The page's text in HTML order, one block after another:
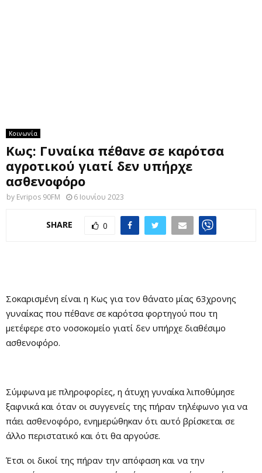
Κοινωνία
Κως: Γυναίκα πέθανε σε καρότσα
αγροτικού γιατί δεν υπήρχε
ασθενοφόρο
by Evripos 90FM 6 Ιουνίου 2023
SHARE 0
Σοκαρισμένη είναι η Κως για τον θάνατο μίας 63χρονης
γυναίκας που πέθανε σε καρότσα φορτηγού που τη
μετέφερε στο νοσοκομείο γιατί δεν υπήρχε διαθέσιμο
ασθενοφόρο.
Σύμφωνα με πληροφορίες, η άτυχη γυναίκα λιποθύμησε
ξαφνικά και όταν οι συγγενείς της πήραν τηλέφωνο για να
πάει ασθενοφόρο, ενημερώθηκαν ότι αυτό βρίσκεται σε
άλλο περιστατικό και ότι θα αργούσε.
Έτσι οι δικοί της πήραν την απόφαση και να την